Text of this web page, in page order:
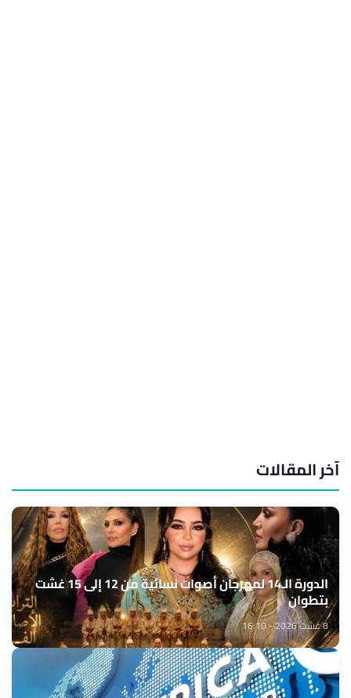
آخر المقالات
الدورة الـ14 لمهرجان أصوات نسائية من 12 إلى 15 غشت
بتطوان
8 غشت 2026 - 16:10